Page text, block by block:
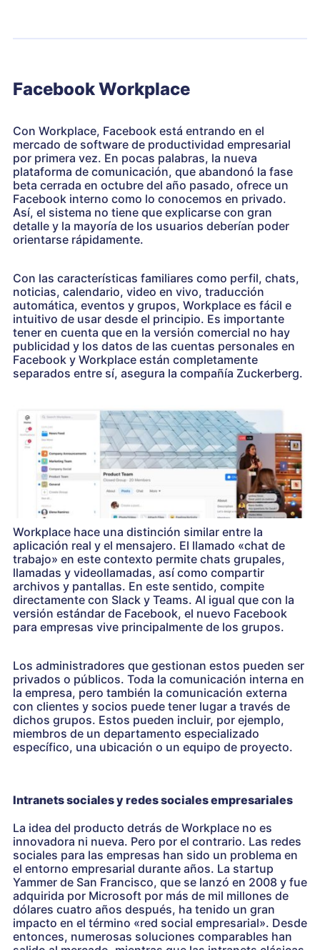
Facebook Workplace
Con Workplace, Facebook está entrando en el
mercado de software de productividad empresarial
por primera vez. En pocas palabras, la nueva
plataforma de comunicación, que abandonó la fase
beta cerrada en octubre del año pasado, ofrece un
Facebook interno como lo conocemos en privado.
Así, el sistema no tiene que explicarse con gran
detalle y la mayoría de los usuarios deberían poder
orientarse rápidamente.
Con las características familiares como perfil, chats,
noticias, calendario, video en vivo, traducción
automática, eventos y grupos, Workplace es fácil e
intuitivo de usar desde el principio. Es importante
tener en cuenta que en la versión comercial no hay
publicidad y los datos de las cuentas personales en
Facebook y Workplace están completamente
separados entre sí, asegura la compañía Zuckerberg.
Workplace hace una distinción similar entre la
aplicación real y el mensajero. El llamado «chat de
trabajo» en este contexto permite chats grupales,
llamadas y videollamadas, así como compartir
archivos y pantallas. En este sentido, compite
directamente con Slack y Teams. Al igual que con la
versión estándar de Facebook, el nuevo Facebook
para empresas vive principalmente de los grupos.
Los administradores que gestionan estos pueden ser
privados o públicos. Toda la comunicación interna en
la empresa, pero también la comunicación externa
con clientes y socios puede tener lugar a través de
dichos grupos. Estos pueden incluir, por ejemplo,
miembros de un departamento especializado
específico, una ubicación o un equipo de proyecto.
Intranets sociales y redes sociales empresariales
La idea del producto detrás de Workplace no es
innovadora ni nueva. Pero por el contrario. Las redes
sociales para las empresas han sido un problema en
el entorno empresarial durante años. La startup
Yammer de San Francisco, que se lanzó en 2008 y fue
adquirida por Microsoft por más de mil millones de
dólares cuatro años después, ha tenido un gran
impacto en el término «red social empresarial». Desde
entonces, numerosas soluciones comparables han